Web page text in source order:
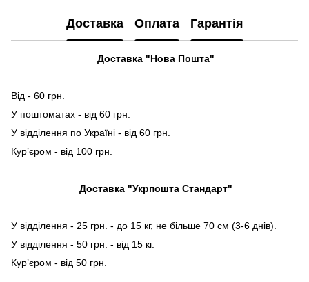
Доставка Оплата Гарантія
Доставка "Нова Пошта"
Від - 60 грн.
У поштоматах - від 60 грн.
У відділення по Україні - від 60 грн.
Кур’єром - від 100 грн.
Доставка "Укрпошта Стандарт"
У відділення - 25 грн. - до 15 кг, не більше 70 см (3-6 днів).
У відділення - 50 грн. - від 15 кг.
Кур’єром - від 50 грн.